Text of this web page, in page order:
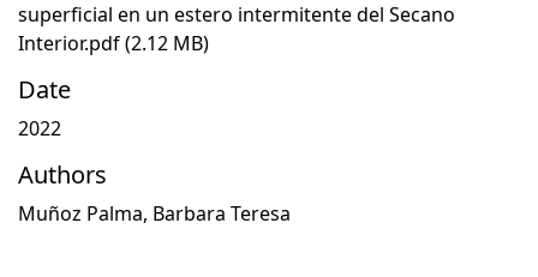
superficial en un estero intermitente del Secano
Interior.pdf(2.12 MB)
Date
2022
Authors
Muñoz Palma, Barbara Teresa